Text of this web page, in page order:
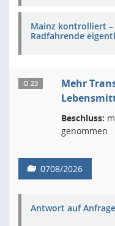
Mainz kontrolliert
Radfahrende
Ö 23
Mehr
Beschluss:
genommen
0708/2026
Antwort auf